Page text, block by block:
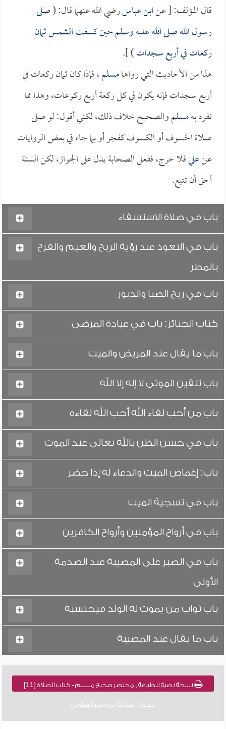
قال المؤلف: [ عنابن عباسرضي الله عنهما قال: (صلى
رسول الله صلى الله عليه وسلم حين كسفت الشمس ثمان
ركعات في أربع سجدات) ].
هذا من الأحاديث التي رواهامسلم، فإذا كان ثمان ركعات في
أربع سجدات فإنه يكون في كل ركعة أربع ركوعات، وهذا مما
تفرد بهمسلموالصحيح خلاف ذلك، لكني أقول: لو صلى
صلاة الخسوف أو الكسوف كفجر أو بما جاء في بعض الروايات
عنعليفلا حرج، ففعل الصحابة يدل على الجواز، لكن السنة
أحق أن تتبع.
باب في صلاة الاستسقاء
باب في التعوذ عند رؤية الريح والغيم والفرح
بالمطر
باب في ريح الصبا والدبور
كتاب الجنائز: باب في عيادة المرضى
باب ما يقال عند المريض والميت
باب تلقين الموتى لا إله إلا الله
باب من أحب لقاء الله أحب الله لقاءه
باب في حسن الظن بالله تعالى عند الموت
باب: إغماض الميت والدعاء له إذا حضر
باب في تسجية الميت
باب في أرواح المؤمنين وأرواح الكافرين
باب في الصبر على المصيبة عند الصدمة
الأولى
باب ثواب من يموت له الولد فيحتسبه
باب ما يقال عند المصيبة
للشيخ : عبد الله بن ناصر السلمي